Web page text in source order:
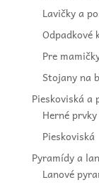
Lavičky a
Odpadkové
Pre
Stojany na
Pieskoviská a
Herné
Pieskoviská
Pyramídy a
Lanové